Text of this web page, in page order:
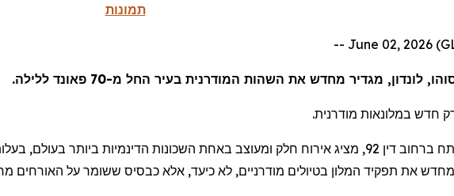
תמונות
לונדון, מגדיר מחדש את השהות המודרנית בעיר החל מ-70 פאונד ללילה.
חדש במלונאות מודרנית.
מחדש את תפקיד המלון בטיולים מודרניים, לא כיעד, אלא כבסיס ששומר על האורחים